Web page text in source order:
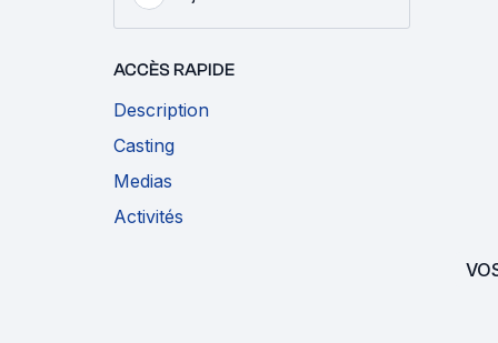
ACCÈS RAPIDE
Description
Casting
Medias
Activités